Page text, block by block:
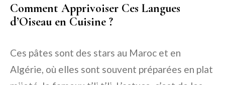
Comment Apprivoiser Ces Langues
d’Oiseau en Cuisine ?
Ces pâtes sont des stars au Maroc et en
Algérie, où elles sont souvent préparées en plat